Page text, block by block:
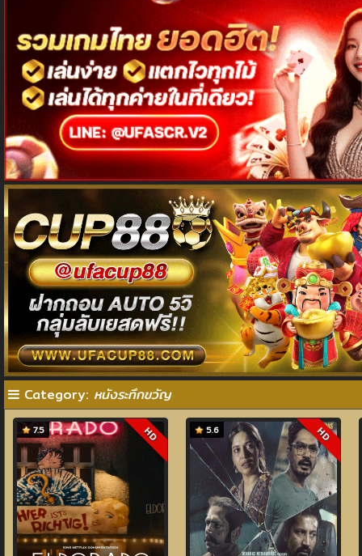
Category: หนังระทึกขวัญ
7.5 HD 5.6 HD